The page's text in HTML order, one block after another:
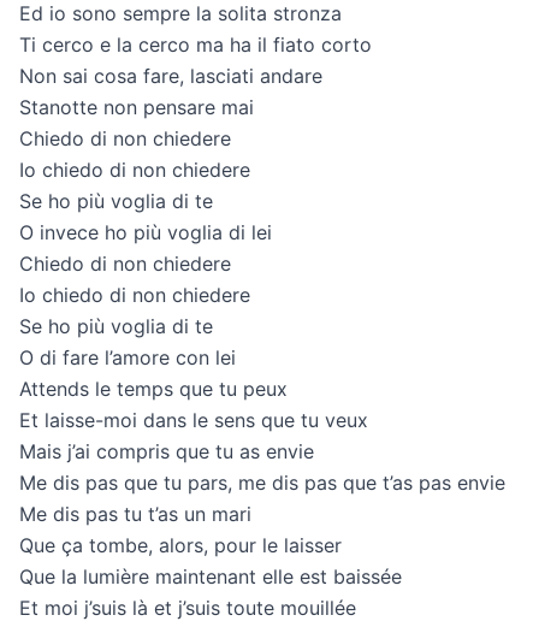
Ed io sono sempre la solita stronza
Ti cerco e la cerco ma ha il fiato corto
Non sai cosa fare, lasciati andare
Stanotte non pensare mai
Chiedo di non chiedere
Io chiedo di non chiedere
Se ho più voglia di te
O invece ho più voglia di lei
Chiedo di non chiedere
Io chiedo di non chiedere
Se ho più voglia di te
O di fare l’amore con lei
Attends le temps que tu peux
Et laisse-moi dans le sens que tu veux
Mais j’ai compris que tu as envie
Me dis pas que tu pars, me dis pas que t’as pas envie
Me dis pas tu t’as un mari
Que ça tombe, alors, pour le laisser
Que la lumière maintenant elle est baissée
Et moi j’suis là et j’suis toute mouillée